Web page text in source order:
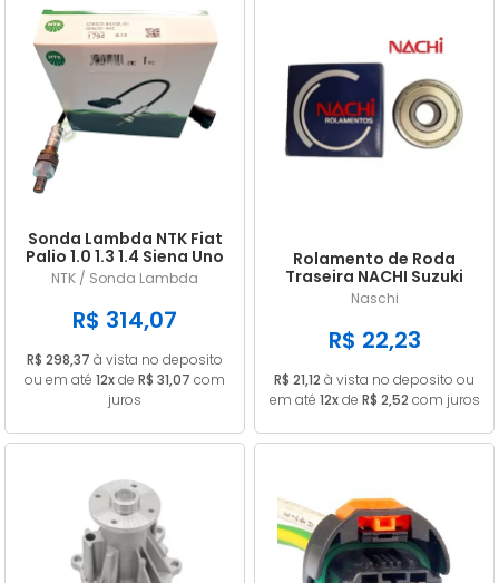
Sonda Lambda NTK Fiat
Palio 1.0 1.3 1.4 Siena Uno
Doblo Punto Strada
NTK / Sonda Lambda
R$ 314,07
R$ 298,37 à vista no deposito
ou em até 12xde R$ 31,07 com
juros
Rolamento de Roda
Traseira NACHI Suzuki
GN 125 Intruder / Yes 125
Naschi
R$ 22,23
R$ 21,12 à vista no deposito ou
em até 12xde R$ 2,52 com juros